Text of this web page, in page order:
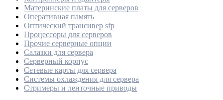
Материнские платы для серверов
Оперативная память
Оптический трансивер sfp
Процессоры для серверов
Прочие серверные опции
Салазки для сервера
Серверный корпус
Сетевые карты для сервера
Системы охлаждения для сервера
Стримеры и ленточные приводы